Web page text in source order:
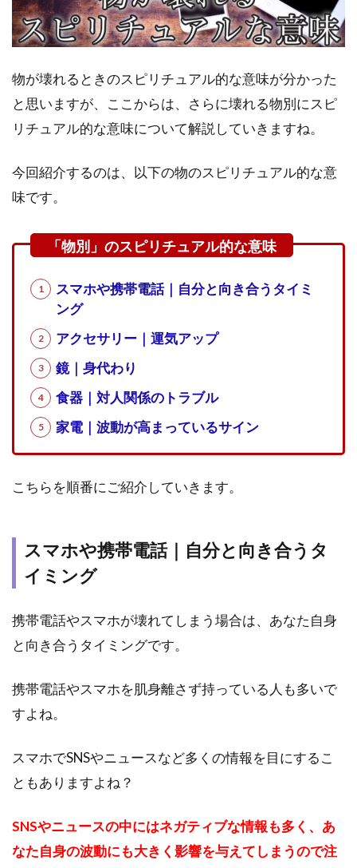
物が壊れるときのスピリチュアル的な意味が分かった
と思いますが、ここからは、さらに壊れる物別にスピ
リチュアル的な意味について解説していきますね。
今回紹介するのは、以下の物のスピリチュアル的な意
味です。
スマホや携帯電話｜自分と向き合うタイミ
ング
アクセサリー｜運気アップ
鏡｜身代わり
食器｜対人関係のトラブル
家電｜波動が高まっているサイン
こちらを順番にご紹介していきます。
スマホや携帯電話｜自分と向き合うタ
イミング
携帯電話やスマホが壊れてしまう場合は、あなた自身
と向き合うタイミングです。
携帯電話やスマホを肌身離さず持っている人も多いで
すよね。
スマホでSNSやニュースなど多くの情報を目にするこ
ともありますよね？
SNSやニュースの中にはネガティブな情報も多く、あ
なた自身の波動にも大きく影響を与えてしまうので注